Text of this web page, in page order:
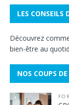
LES CONSEILS
Découvrez
bien-être au
NOS COUPS